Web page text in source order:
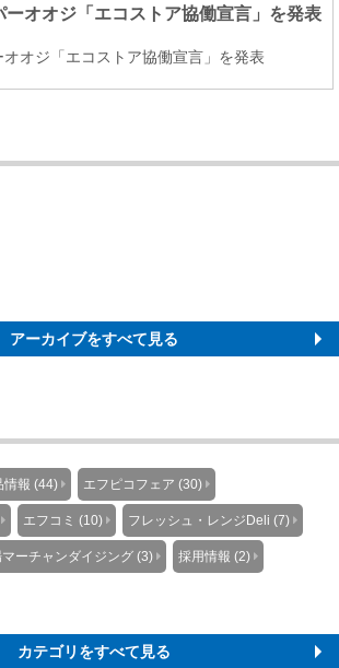
ーオオジ「エコストア協働宣言」を発表
オジ「エコストア協働宣言」を発表
アーカイブをすべて見る
情報 (44) エフピコフェア (30)
エフコミ (10) フレッシュ・レンジDeli (7)
ーチャンダイジング (3) 採用情報 (2)
カテゴリをすべて見る